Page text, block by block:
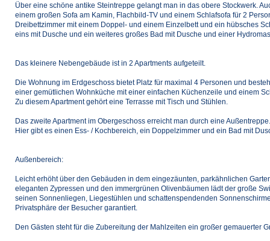
Über eine schöne antike Steintreppe gelangt man in das obere Stockwerk.
einem großen Sofa am Kamin, Flachbild-TV und einem Schlafsofa für 2
Dreibettzimmer mit einem Doppel- und einem Einzelbett und ein hübsches
eins mit Dusche und ein weiteres großes Bad mit Dusche und einer
Das kleinere Nebengebäude ist in 2 Apartments aufgeteilt.
Die Wohnung im Erdgeschoss bietet Platz für maximal 4 Personen und
einer gemütlichen Wohnküche mit einer einfachen Küchenzeile und einem
Zu diesem Apartment gehört eine Terrasse mit Tisch und Stühlen.
Das zweite Apartment im Obergeschoss erreicht man durch eine Außentreppe.
Hier gibt es einen Ess- / Kochbereich, ein Doppelzimmer und ein Bad mit
Außenbereich:
Leicht erhöht über den Gebäuden in dem eingezäunten, parkähnlichen
eleganten Zypressen und den immergrünen Olivenbäumen lädt der große
seinen Sonnenliegen, Liegestühlen und schattenspendenden
Privatsphäre der Besucher garantiert.
Den Gästen steht für die Zubereitung der Mahlzeiten ein großer gemauerter